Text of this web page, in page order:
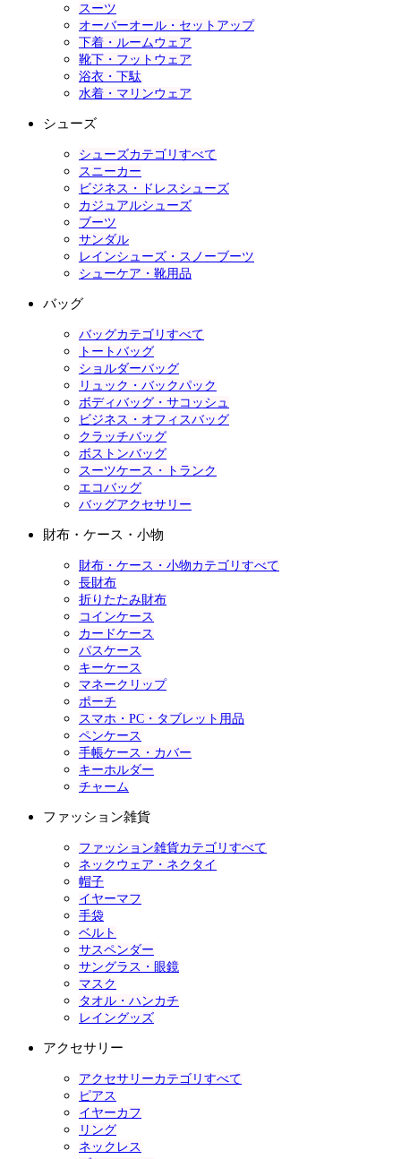
スーツ
オーバーオール・セットアップ
下着・ルームウェア
靴下・フットウェア
浴衣・下駄
水着・マリンウェア
シューズ
シューズカテゴリすべて
スニーカー
ビジネス・ドレスシューズ
カジュアルシューズ
ブーツ
サンダル
レインシューズ・スノーブーツ
シューケア・靴用品
バッグ
バッグカテゴリすべて
トートバッグ
ショルダーバッグ
リュック・バックパック
ボディバッグ・サコッシュ
ビジネス・オフィスバッグ
クラッチバッグ
ボストンバッグ
スーツケース・トランク
エコバッグ
バッグアクセサリー
財布・ケース・小物
財布・ケース・小物カテゴリすべて
長財布
折りたたみ財布
コインケース
カードケース
パスケース
キーケース
マネークリップ
ポーチ
スマホ・PC・タブレット用品
ペンケース
手帳ケース・カバー
キーホルダー
チャーム
ファッション雑貨
ファッション雑貨カテゴリすべて
ネックウェア・ネクタイ
帽子
イヤーマフ
手袋
ベルト
サスペンダー
サングラス・眼鏡
マスク
タオル・ハンカチ
レイングッズ
アクセサリー
アクセサリーカテゴリすべて
ピアス
イヤーカフ
リング
ネックレス